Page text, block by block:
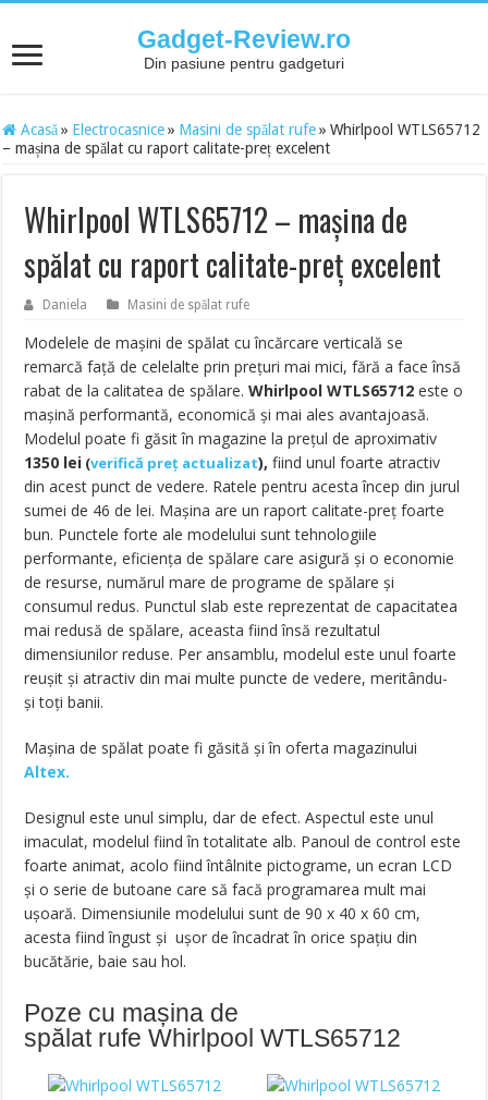
Gadget-Review.ro
Din pasiune pentru gadgeturi
Acasă » Electrocasnice » Masini de spălat rufe » Whirlpool WTLS65712
– mașina de spălat cu raport calitate-preț excelent
Whirlpool WTLS65712 – mașina de
spălat cu raport calitate-preț excelent
Daniela Masini de spălat rufe
Modelele de mașini de spălat cu încărcare verticală se
remarcă față de celelalte prin prețuri mai mici, fără a face însă
rabat de la calitatea de spălare.Whirlpool WTLS65712 este o
mașină performantă, economică și mai ales avantajoasă.
Modelul poate fi găsit în magazine la prețul de aproximativ
1350 lei (verifică preț actualizat),fiind unul foarte atractiv
din acest punct de vedere. Ratele pentru acesta încep din jurul
sumei de 46 de lei. Mașina are un raport calitate-preț foarte
bun. Punctele forte ale modelului sunt tehnologiile
performante, eficiența de spălare care asigură și o economie
de resurse, numărul mare de programe de spălare și
consumul redus. Punctul slab este reprezentat de capacitatea
mai redusă de spălare, aceasta fiind însă rezultatul
dimensiunilor reduse. Per ansamblu, modelul este unul foarte
reușit și atractiv din mai multe puncte de vedere, meritându-
și toți banii.
Mașina de spălat poate fi găsită și în oferta magazinului
Altex.
Designul este unul simplu, dar de efect. Aspectul este unul
imaculat, modelul fiind în totalitate alb. Panoul de control este
foarte animat, acolo fiind întâlnite pictograme, un ecran LCD
și o serie de butoane care să facă programarea mult mai
ușoară. Dimensiunile modelului sunt de 90 x 40 x 60 cm,
acesta fiind îngust și ușor de încadrat în orice spațiu din
bucătărie, baie sau hol.
Poze cu mașina de
spălat rufe Whirlpool WTLS65712